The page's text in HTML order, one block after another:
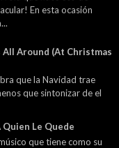
En esta ocasión
All Around (At Christmas
que la Navidad trae
que sintonizar de el
Quien Le Quede
que tiene como su